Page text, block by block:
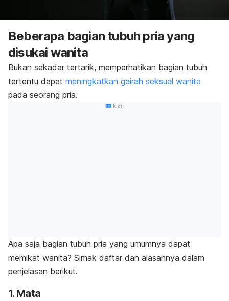
Beberapa bagian tubuh pria yang
disukai wanita
Bukan sekadar tertarik, memperhatikan bagian tubuh
tertentu dapat meningkatkan gairah seksual wanita
pada seorang pria.
Iklan
Apa saja bagian tubuh pria yang umumnya dapat
memikat wanita? Simak daftar dan alasannya dalam
penjelasan berikut.
1. Mata